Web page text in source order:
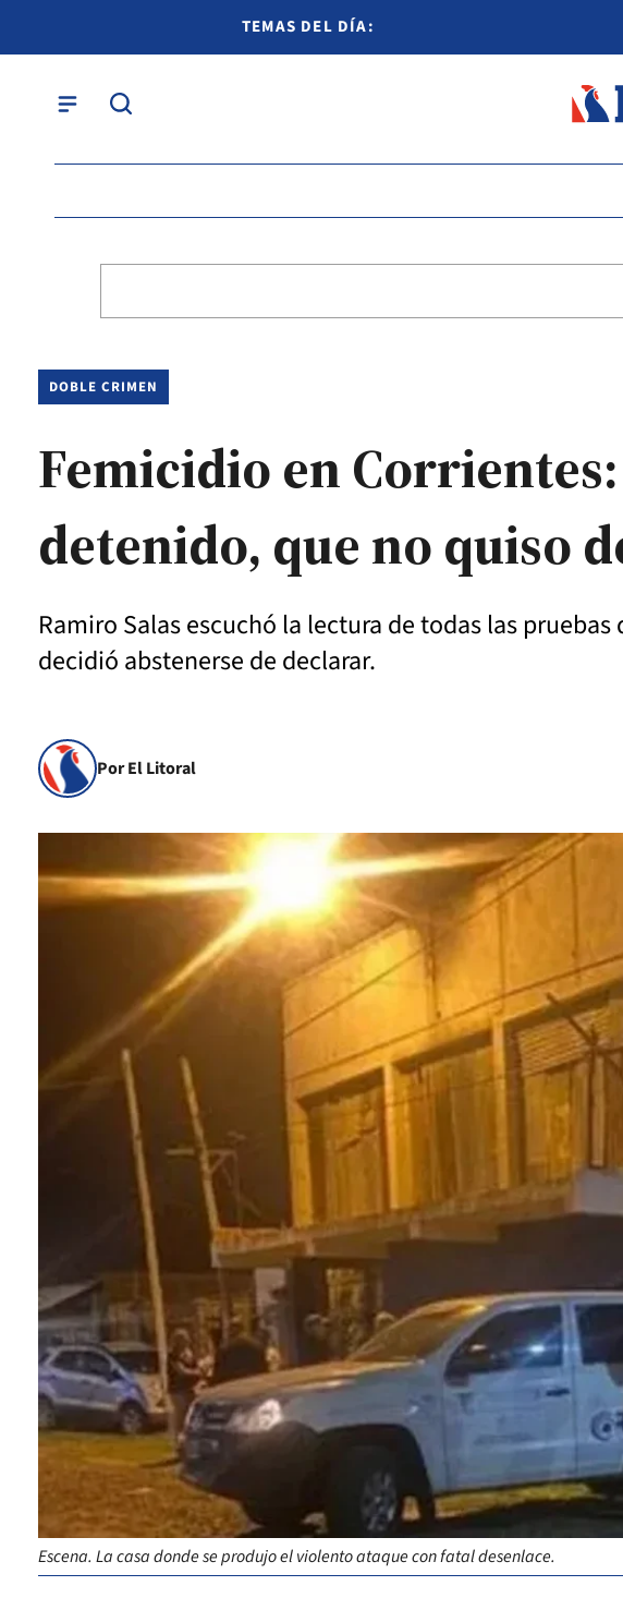
TEMAS DEL DÍA:
DOBLE CRIMEN
Femicidio en
detenido, que no quiso
Ramiro Salas escuchó la lectura de todas las
decidió abstenerse de declarar.
Por El Litoral
Escena. La casa donde se produjo el violento ataque con fatal desenlace.